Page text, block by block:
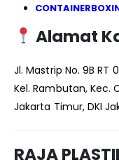
Alamat
Jl. Mastrip No. 9B RT
Kel. Rambutan, Kec.
Jakarta Timur, DKI
RAJA